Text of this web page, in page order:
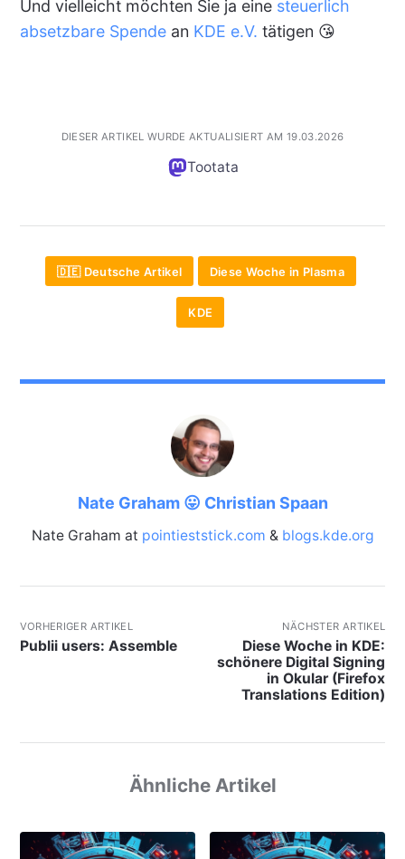
Und vielleicht möchten Sie ja eine steuerlich
absetzbare Spendean KDE e.V. tätigen 😘
DIESER ARTIKEL WURDE AKTUALISIERT AM 19.03.2026
Tootata
🇩🇪 Deutsche Artikel Diese Woche in Plasma
KDE
Nate Graham 😛 Christian Spaan
Nate Graham at pointieststick.com & blogs.kde.org
VORHERIGER ARTIKEL
Publii users: Assemble
NÄCHSTER ARTIKEL
Diese Woche in KDE:
schönere Digital Signing
in Okular (Firefox
Translations Edition)
Ähnliche Artikel